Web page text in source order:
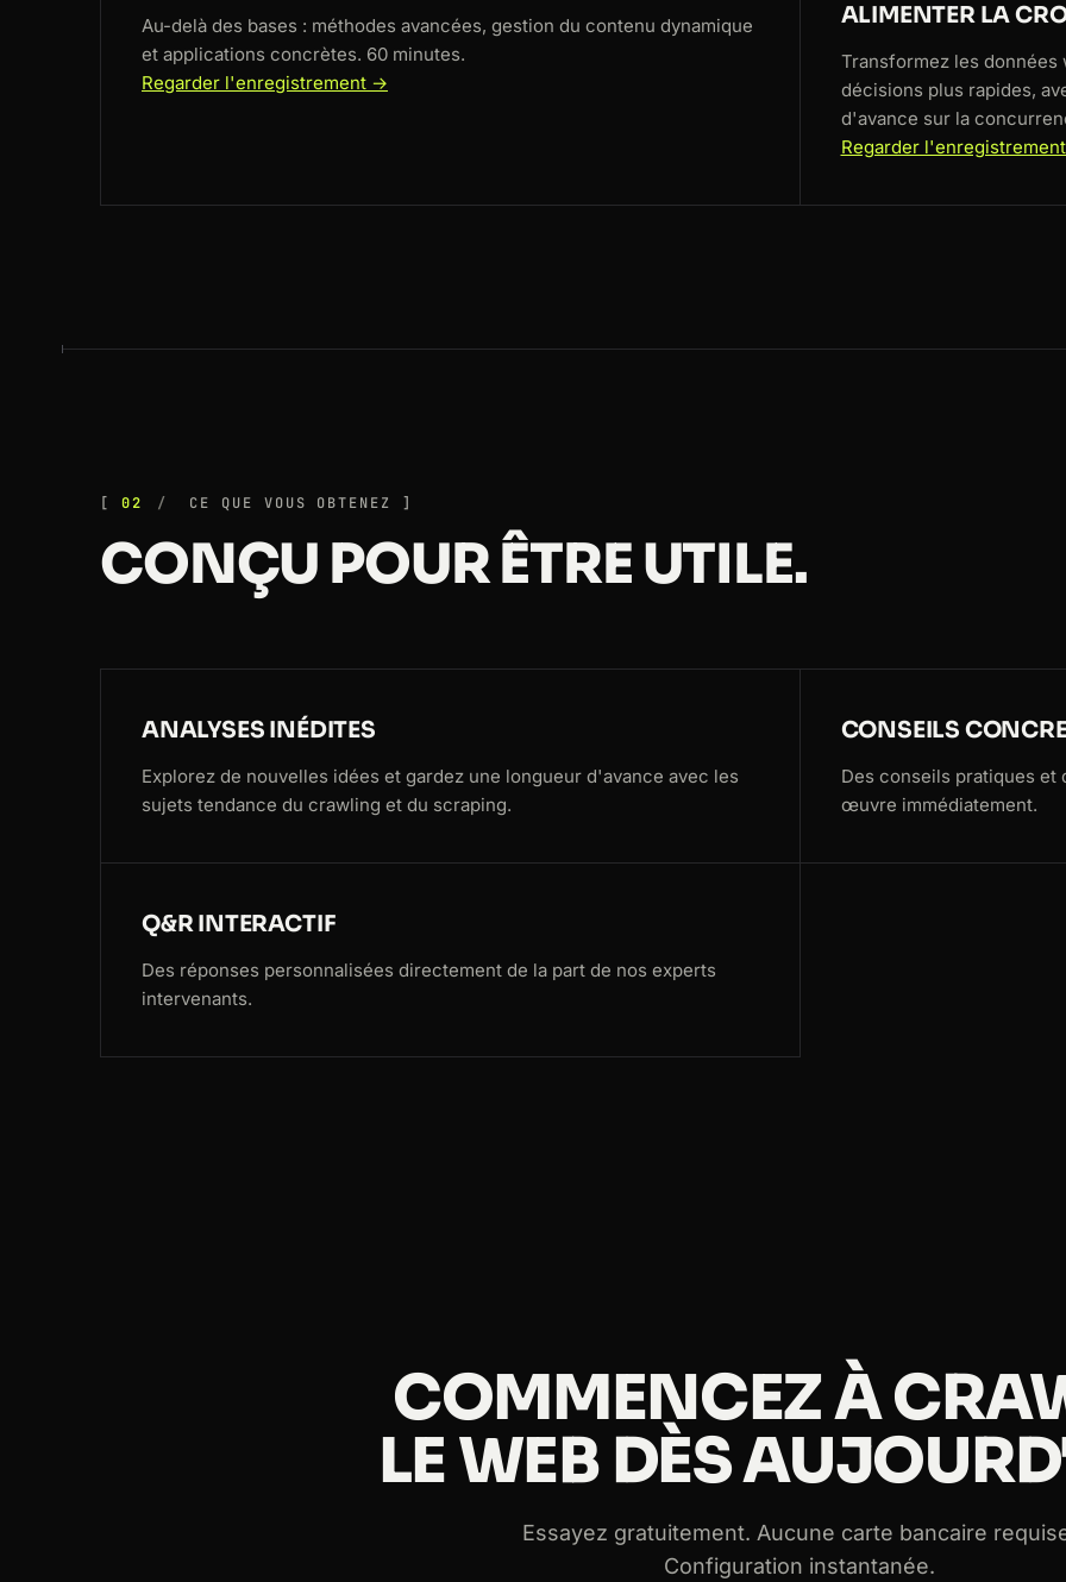
Au-delà des bases : méthodes avancées, gestion du contenu dynamique
et applications concrètes. 60 minutes.
Regarder l'enregistrement →
ALIMENTER LA
Transformez les
décisions plus rapides,
d'avance sur la
Regarder
02 CE QUE VOUS OBTENEZ
CONÇU POUR ÊTRE UTILE.
ANALYSES INÉDITES
Explorez de nouvelles idées et gardez une longueur d'avance avec les
sujets tendance du crawling et du scraping.
CONSEILS
Des conseils pratiques et
œuvre immédiatement.
Q&R INTERACTIF
Des réponses personnalisées directement de la part de nos experts
intervenants.
COMMENCEZ À
LE WEB DÈS
Essayez gratuitement. Aucune carte bancaire
Configuration instantanée.